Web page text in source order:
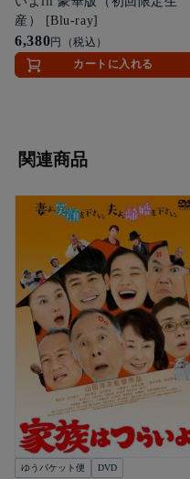
産） [Blu-ray]
6,380円（税込）
カートに入れる
関連商品
ゆうパケット便 DVD